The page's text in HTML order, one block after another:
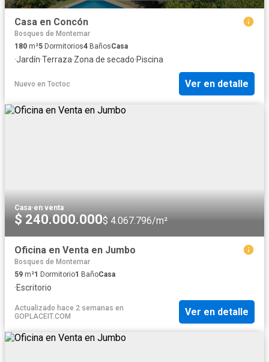
Casa en Concón
Bosques de Montemar
180 m²5 Dormitorios4 BañosCasa
·Jardín·Terraza·Zona de secado·Piscina
Nuevo en Toctoc Ver en detalle
Casa·en venta
$ 240.000.000$ 4.067.796/m²
Oficina en Venta en Jumbo
Bosques de Montemar
59 m²1 Dormitorio1 BañoCasa
·Escritorio
Actualizado hace 2 semanas en
GOPLACEIT.COM
Ver en detalle